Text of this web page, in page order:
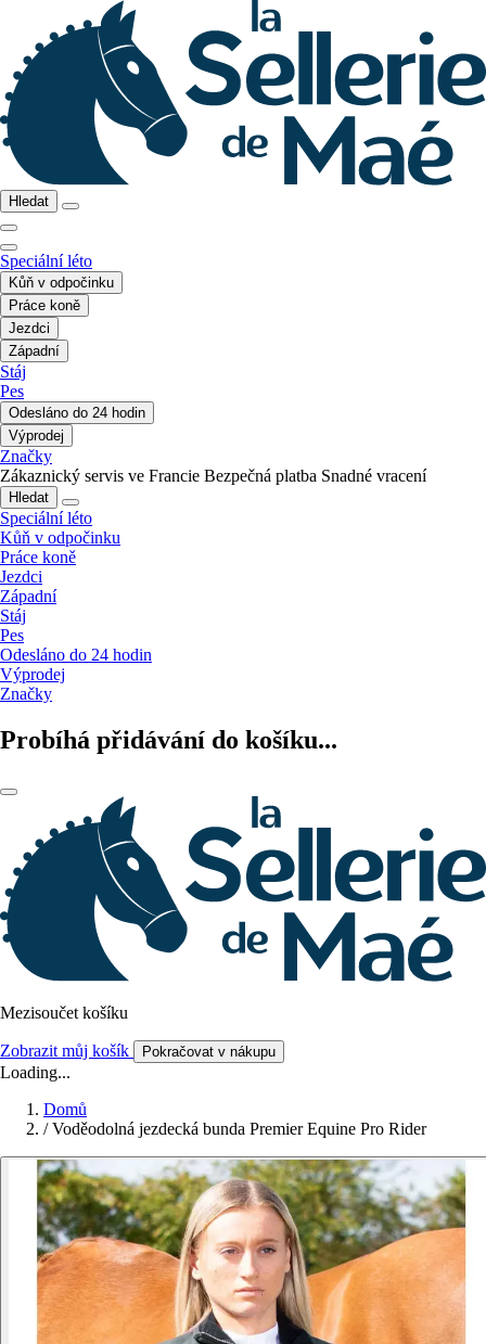
Hledat
Speciální léto
Kůň v odpočinku
Práce koně
Jezdci
Západní
Stáj
Pes
Odesláno do 24 hodin
Výprodej
Značky
Zákaznický servis ve Francie Bezpečná platba Snadné vracení
Hledat
Speciální léto
Kůň v odpočinku
Práce koně
Jezdci
Západní
Stáj
Pes
Odesláno do 24 hodin
Výprodej
Značky
Probíhá přidávání do košíku...
Mezisoučet košíku
Zobrazit můj košík Pokračovat v nákupu
Loading...
Domů
/ Voděodolná jezdecká bunda Premier Equine Pro Rider